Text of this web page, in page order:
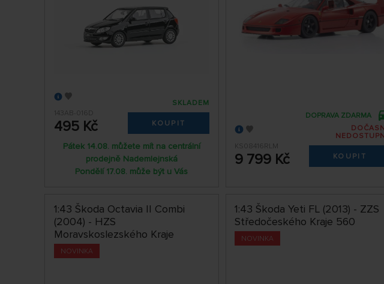
143AB-016D
495 Kč
SKLADEM
KOUPIT
Pátek 14.08. můžete mít na centrální
prodejně Nademlejnská
Pondělí 17.08. může být u Vás
KS08416RLM
9 799 Kč
DOPRAVA ZDARMA
KOUPIT
1:43 Škoda Octavia II Combi
(2004) - HZS
Moravskoslezského Kraje
NOVINKA
1:43 Škoda Yeti FL (2013) - ZZS
Středočeského Kraje 560
NOVINKA